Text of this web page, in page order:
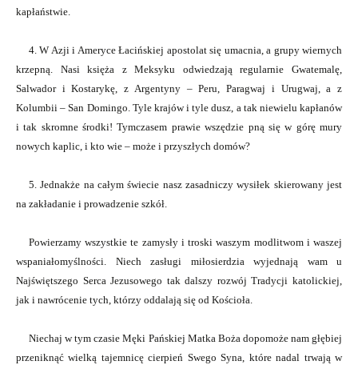
kapłaństwie.
4. W Azji i Ameryce Łacińskiej apostolat się umacnia, a grupy wiernych
krzepną. Nasi księża z Meksyku odwiedzają regularnie Gwatemalę,
Salwador i Kostarykę, z Argentyny – Peru, Paragwaj i Urugwaj, a z
Kolumbii – San Domingo. Tyle krajów i tyle dusz, a tak niewielu kapłanów
i tak skromne środki! Tymczasem prawie wszędzie pną się w górę mury
nowych kaplic, i kto wie – może i przyszłych domów?
5. Jednakże na całym świecie nasz zasadniczy wysiłek skierowany jest
na zakładanie i prowadzenie szkół.
Powierzamy wszystkie te zamysły i troski waszym modlitwom i waszej
wspaniałomyślności. Niech zasługi miłosierdzia wyjednają wam u
Najświętszego Serca Jezusowego tak dalszy rozwój Tradycji katolickiej,
jak i nawrócenie tych, którzy oddalają się od Kościoła.
Niechaj w tym czasie Męki Pańskiej Matka Boża dopomoże nam głębiej
przeniknąć wielką tajemnicę cierpień Swego Syna, które nadal trwają w